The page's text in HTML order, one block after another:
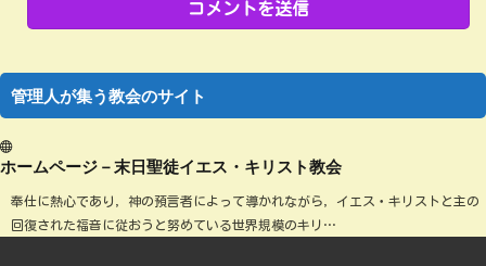
管理人が集う教会のサイト
ホームページ－末日聖徒イエス・キリスト教会
奉仕に熱心であり，神の預言者によって導かれながら，イエス・キリストと主の
回復された福音に従おうと努めている世界規模のキリ…